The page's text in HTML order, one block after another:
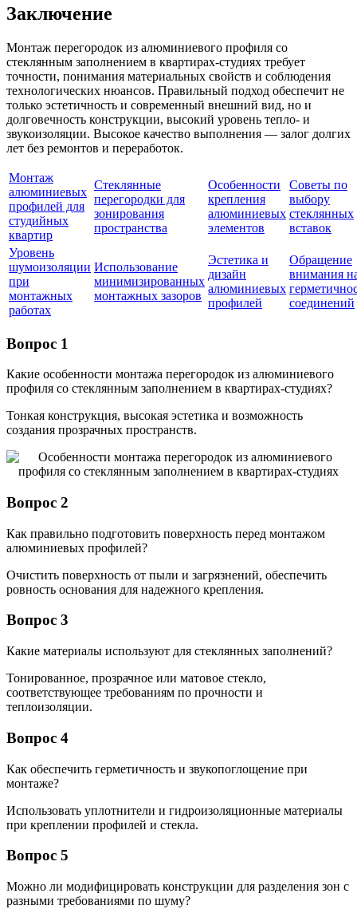
Заключение
Монтаж перегородок из алюминиевого профиля со
стеклянным заполнением в квартирах-студиях требует
точности, понимания материальных свойств и соблюдения
технологических нюансов. Правильный подход обеспечит не
только эстетичность и современный внешний вид, но и
долговечность конструкции, высокий уровень тепло- и
звукоизоляции. Высокое качество выполнения — залог долгих
лет без ремонтов и переработок.
Монтаж
алюминиевых
профилей для
студийных
квартир
Стеклянные
перегородки для
зонирования
пространства
Особенности
крепления
алюминиевых
элементов
Советы по
выбору
стеклянных
вставок
Уровень
шумоизоляции
при
монтажных
работах
Использование
минимизированных
монтажных зазоров
Эстетика и
дизайн
алюминиевых
профилей
Обращение
внимания
соединений
Вопрос 1
Какие особенности монтажа перегородок из алюминиевого
профиля со стеклянным заполнением в квартирах-студиях?
Тонкая конструкция, высокая эстетика и возможность
создания прозрачных пространств.
Вопрос 2
Как правильно подготовить поверхность перед монтажом
алюминиевых профилей?
Очистить поверхность от пыли и загрязнений, обеспечить
ровность основания для надежного крепления.
Вопрос 3
Какие материалы используют для стеклянных заполнений?
Тонированное, прозрачное или матовое стекло,
соответствующее требованиям по прочности и
теплоизоляции.
Вопрос 4
Как обеспечить герметичность и звукопоглощение при
монтаже?
Использовать уплотнители и гидроизоляционные материалы
при креплении профилей и стекла.
Вопрос 5
Можно ли модифицировать конструкции для разделения зон с
разными требованиями по шуму?